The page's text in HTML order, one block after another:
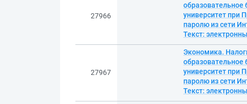
27966
университет при
паролю из сети
Текст:
27967
Экономика.
университет при
паролю из сети
Текст: